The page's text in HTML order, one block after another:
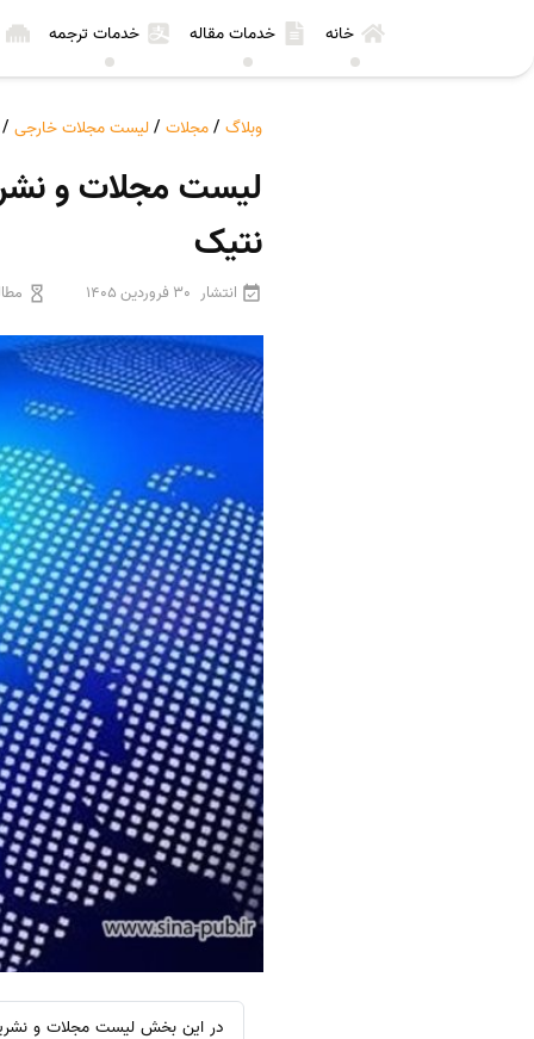
خانه خدمات مقاله خدمات ترجمه
وبلاگ /مجلات /لیست مجلات خارجی /
نتیک
انتشار 30 فروردین 1405